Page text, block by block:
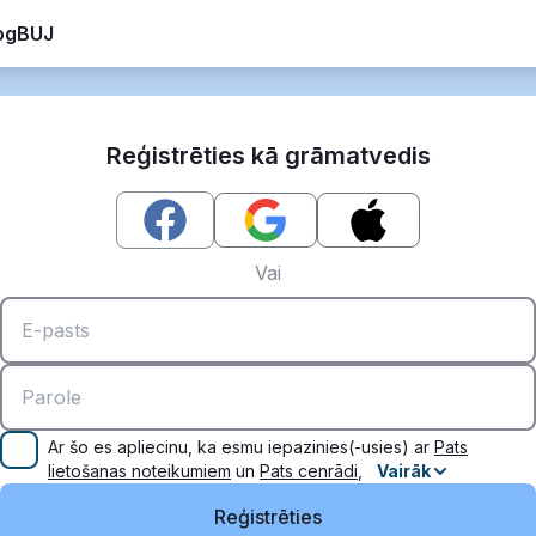
BUJ
Reģistrēties kā grāmatvedis
Vai
Ar šo es apliecinu, ka esmu iepazinies(-usies) ar Pats
lietošanas noteikumiem un Pats cenrādi Vairāk
Reģistrēties